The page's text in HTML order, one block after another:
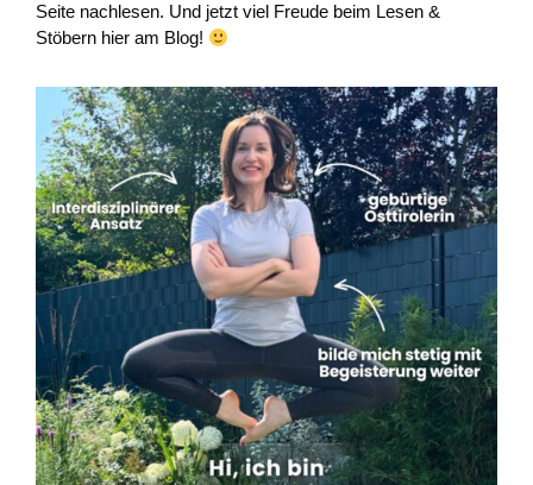
Seite nachlesen. Und jetzt viel Freude beim Lesen &
Stöbern hier am Blog!